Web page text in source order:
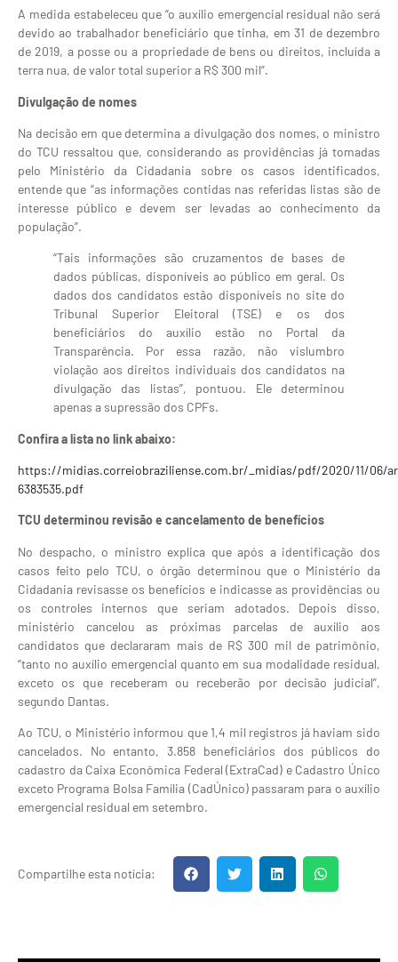
A medida estabeleceu que “o auxílio emergencial residual não será
devido ao trabalhador beneficiário que tinha, em 31 de dezembro
de 2019, a posse ou a propriedade de bens ou direitos, incluída a
terra nua, de valor total superior a R$ 300 mil”.
Divulgação de nomes
Na decisão em que determina a divulgação dos nomes, o ministro
do TCU ressaltou que, considerando as providências já tomadas
pelo Ministério da Cidadania sobre os casos identificados,
entende que “as informações contidas nas referidas listas são de
interesse público e devem ser levadas ao conhecimento da
população”.
“Tais informações são cruzamentos de bases de
dados públicas, disponíveis ao público em geral. Os
dados dos candidatos estão disponíveis no site do
Tribunal Superior Eleitoral (TSE) e os dos
beneficiários do auxílio estão no Portal da
Transparência. Por essa razão, não vislumbro
violação aos direitos individuais dos candidatos na
divulgação das listas”, pontuou. Ele determinou
apenas a supressão dos CPFs.
Confira a lista no link abaixo:
https://midias.correiobraziliense.com.br/_midias/pdf/2020/11/06/
6383535.pdf
TCU determinou revisão e cancelamento de benefícios
No despacho, o ministro explica que após a identificação dos
casos feito pelo TCU, o órgão determinou que o Ministério da
Cidadania revisasse os benefícios e indicasse as providências ou
os controles internos que seriam adotados. Depois disso,
ministério cancelou as próximas parcelas de auxílio aos
candidatos que declararam mais de R$ 300 mil de patrimônio,
“tanto no auxílio emergencial quanto em sua modalidade residual,
exceto os que receberam ou receberão por decisão judicial”,
segundo Dantas.
Ao TCU, o Ministério informou que 1,4 mil registros já haviam sido
cancelados. No entanto, 3.858 beneficiários dos públicos do
cadastro da Caixa Econômica Federal (ExtraCad) e Cadastro Único
exceto Programa Bolsa Família (CadÚnico) passaram para o auxílio
emergencial residual em setembro.
Compartilhe esta notícia: